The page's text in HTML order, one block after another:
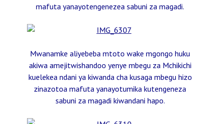
mafuta yanayotengenezea sabuni za magadi.
Mwanamke aliyebeba mtoto wake mgongo huku
akiwa amejitwishandoo yenye mbegu za Mchikichi
kuelekea ndani ya kiwanda cha kusaga mbegu hizo
zinazotoa mafuta yanayotumika kutengeneza
sabuni za magadi kiwandani hapo.